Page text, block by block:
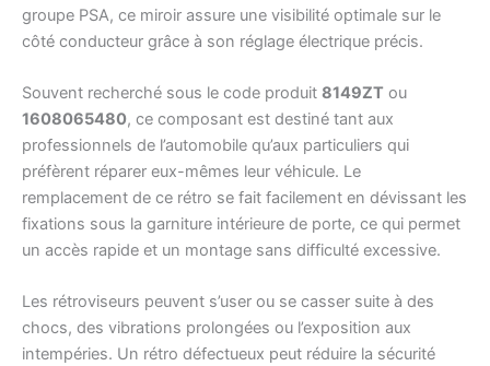
groupe PSA, ce miroir assure une visibilité optimale sur le
côté conducteur grâce à son réglage électrique précis.
Souvent recherché sous le code produit 8149ZT ou
1608065480, ce composant est destiné tant aux
professionnels de l’automobile qu’aux particuliers qui
préfèrent réparer eux-mêmes leur véhicule. Le
remplacement de ce rétro se fait facilement en dévissant les
fixations sous la garniture intérieure de porte, ce qui permet
un accès rapide et un montage sans difficulté excessive.
Les rétroviseurs peuvent s’user ou se casser suite à des
chocs, des vibrations prolongées ou l’exposition aux
intempéries. Un rétro défectueux peut réduire la sécurité